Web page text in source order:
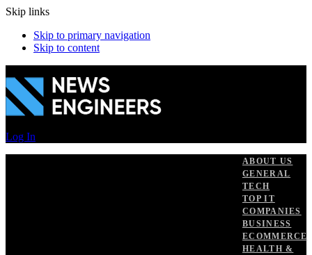
Skip links
Skip to primary navigation
Skip to content
Log In
ABOUT US
GENERAL
TECH
TOP IT
COMPANIES
BUSINESS
ECOMMERCE
HEALTH &